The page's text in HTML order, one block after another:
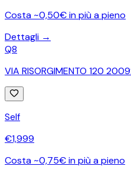
Costa ~0,50€ in più a pieno
Dettagli →
Q8
VIA RISORGIMENTO 120
Self
€1,999
Costa ~0,75€ in più a pieno